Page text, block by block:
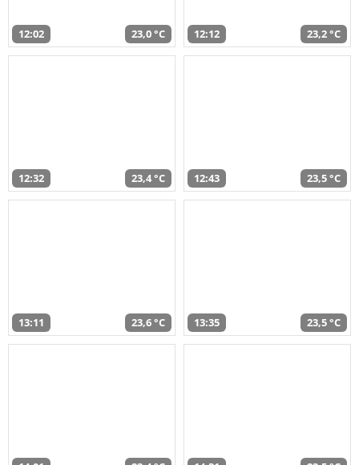
12:02 23,0 °C 12:12 23,2 °C
12:32 23,4 °C 12:43 23,5 °C
13:11 23,6 °C 13:35 23,5 °C